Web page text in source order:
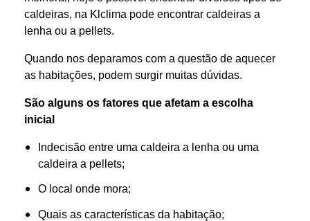
caldeiras, na Klclima pode encontrar caldeiras a
lenha ou a pellets.
Quando nos deparamos com a questão de aquecer
as habitações, podem surgir muitas dúvidas.
São alguns os fatores que afetam a escolha
inicial
Indecisão entre uma caldeira a lenha ou uma
caldeira a pellets;
O local onde mora;
Quais as características da habitação;